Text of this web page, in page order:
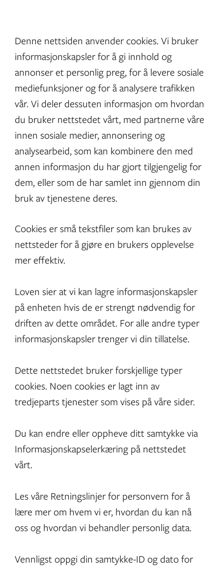
Denne nettsiden anvender cookies. Vi bruker
informasjonskapsler for å gi innhold og
annonser et personlig preg, for å levere sosiale
mediefunksjoner og for å analysere trafikken
vår. Vi deler dessuten informasjon om hvordan
du bruker nettstedet vårt, med partnerne våre
innen sosiale medier, annonsering og
analysearbeid, som kan kombinere den med
annen informasjon du har gjort tilgjengelig for
dem, eller som de har samlet inn gjennom din
bruk av tjenestene deres.
Cookies er små tekstfiler som kan brukes av
nettsteder for å gjøre en brukers opplevelse
mer effektiv.
Loven sier at vi kan lagre informasjonskapsler
på enheten hvis de er strengt nødvendig for
driften av dette området. For alle andre typer
informasjonskapsler trenger vi din tillatelse.
Dette nettstedet bruker forskjellige typer
cookies. Noen cookies er lagt inn av
tredjeparts tjenester som vises på våre sider.
Du kan endre eller oppheve ditt samtykke via
Informasjonskapselerkæring på nettstedet
vårt.
Les våre Retningslinjer for personvern for å
lære mer om hvem vi er, hvordan du kan nå
oss og hvordan vi behandler personlig data.
Vennligst oppgi din samtykke-ID og dato for